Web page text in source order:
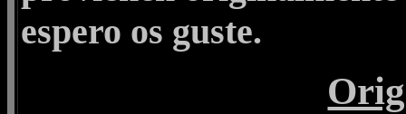
espero os guste.